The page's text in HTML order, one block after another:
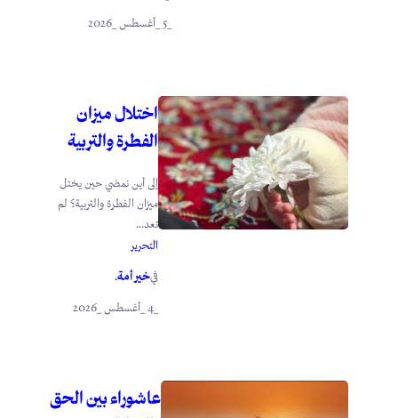
_5 _أغسطس _2026
اختلال ميزان
الفطرة والتربية
إلى أين نمضي حين يختل
ميزان الفطرة والتربية؟ لم
تعد...
التحرير
فيخير أمة.
_4 _أغسطس _2026
عاشوراء بين الحق